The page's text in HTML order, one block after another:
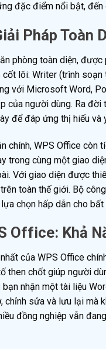
đặc điểm nổi bật,
Pháp Toàn
phòng toàn diện,
lõi: Writer (trình
với Microsoft Word,
của người dùng. Ra
để đáp ứng thị hiếu
chính, WPS Office
trong cùng một giao
Với giao diện được
toàn thế giới. Bộ
chọn hấp dẫn cho
Office: Khả
của WPS Office
then chốt giúp người
nhận một tài liệu
chỉnh sửa và lưu lại
đồng nghiệp vẫn